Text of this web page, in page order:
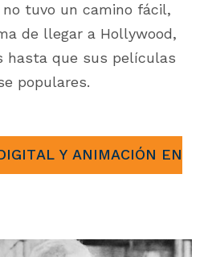
tuvo un camino fácil,
de llegar a Hollywood,
que sus películas
populares.
Y ANIMACIÓN EN